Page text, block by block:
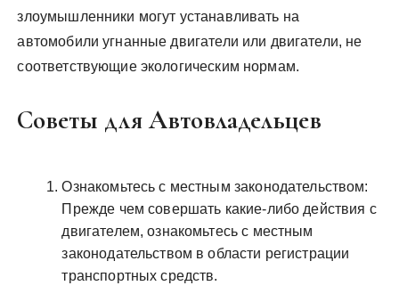
злоумышленники могут устанавливать на
автомобили угнанные двигатели или двигатели, не
соответствующие экологическим нормам.
Советы для Автовладельцев
Ознакомьтесь с местным законодательством:
Прежде чем совершать какие-либо действия с
двигателем, ознакомьтесь с местным
законодательством в области регистрации
транспортных средств.